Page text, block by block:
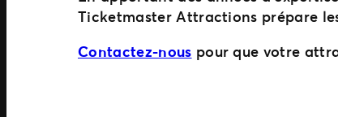
Ticketmaster Attractions prépare
Contactez-nous pour que votre